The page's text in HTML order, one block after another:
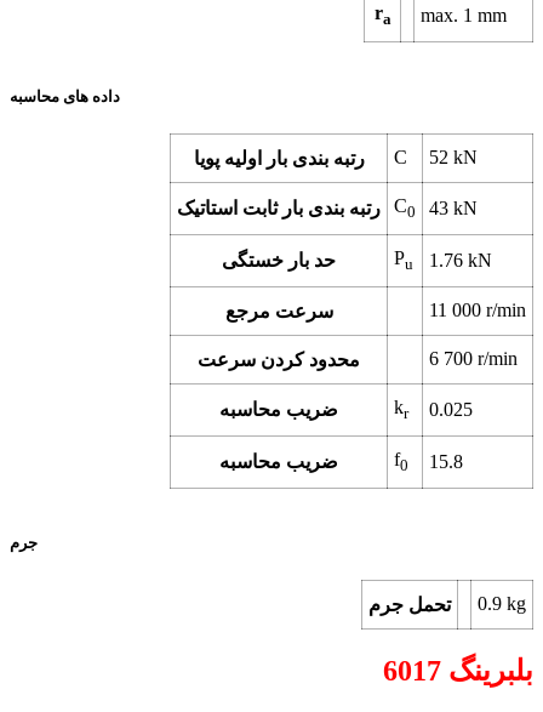
ra max. 1 mm
داده های محاسبه
رتبه بندی بار اولیه پویا C 52 kN
رتبه بندی بار ثابت استاتیک C0 43 kN
حد بار خستگی Pu 1.76 kN
سرعت مرجع 11 000 r/min
محدود کردن سرعت 6 700 r/min
ضریب محاسبه kr 0.025
ضریب محاسبه f0 15.8
جرم
تحمل جرم 0.9 kg
بلبرینگ 6017